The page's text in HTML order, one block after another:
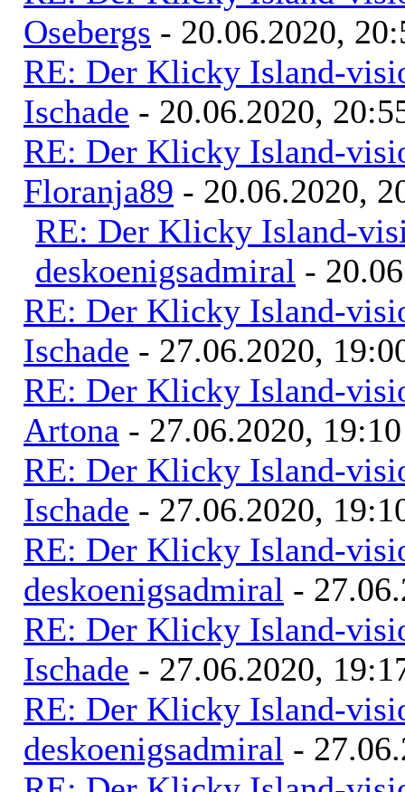
Osebergs - 20.06.2020,
RE: Der Klicky Island-
Ischade - 20.06.2020,
RE: Der Klicky Island-
Floranja89 - 20.06.2020,
RE: Der Klicky Island-
deskoenigsadmiral -
RE: Der Klicky Island-
Ischade - 27.06.2020,
RE: Der Klicky Island-
Artona - 27.06.2020, 19:10
RE: Der Klicky Island-
Ischade - 27.06.2020,
RE: Der Klicky Island-
deskoenigsadmiral -
RE: Der Klicky Island-
Ischade - 27.06.2020,
RE: Der Klicky Island-
deskoenigsadmiral -